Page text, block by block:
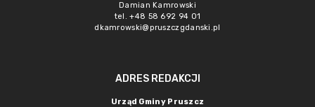
Damian Kamrowski
tel. +48 58 692 94 01
dkamrowski@pruszczgdanski.pl
ADRES REDAKCJI
Urząd Gminy Pruszcz